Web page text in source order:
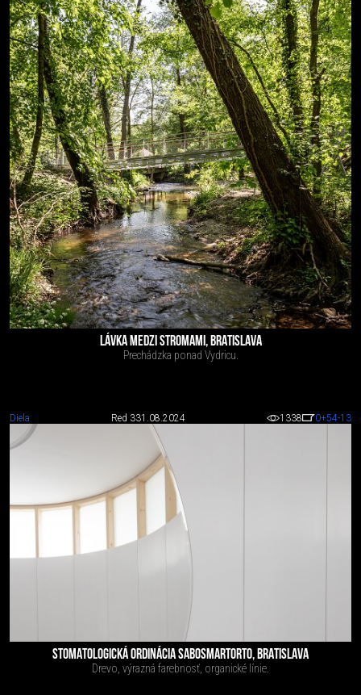
LÁVKA MEDZI STROMAMI, BRATISLAVA
Prechádzka ponad Vydricu.
Diela Red 331.08.2024 1338 0+54-13
STOMATOLOGICKÁ ORDINÁCIA SABOSMARTORTO, BRATISLAVA
Drevo, výrazná farebnosť, organické línie.